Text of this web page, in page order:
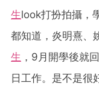
生look打扮拍攝，
都知道，炎明熹、
生 ，9月開學後就
日工作。是不是很